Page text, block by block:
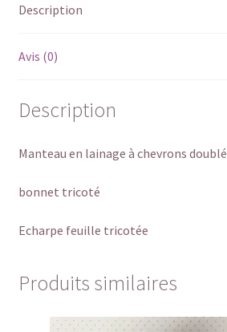
Description
Avis (0)
Description
Manteau en lainage à chevrons doublé
bonnet tricoté
Echarpe feuille tricotée
Produits similaires